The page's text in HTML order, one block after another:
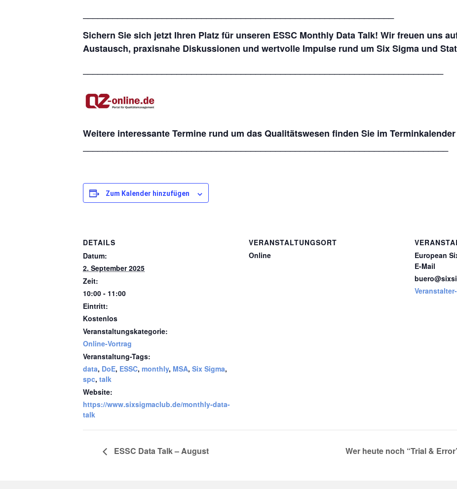
Sichern Sie sich jetzt Ihren Platz für unseren ESSC Monthly Data Talk! Wir freuen uns
Austausch, praxisnahe Diskussionen und wertvolle Impulse rund um Six Sigma und
Weitere interessante Termine rund um das Qualitätswesen finden Sie im
Zum Kalender hinzufügen
DETAILS
Datum:
2. September 2025
Zeit:
10:00 - 11:00
Eintritt:
Kostenlos
Veranstaltungskategorie:
Online-Vortrag
Veranstaltung-Tags:
data, DoE, ESSC, monthly, MSA, Six Sigma,
spc, talk
Website:
https://www.sixsigmaclub.de/monthly-data-
talk
VERANSTALTUNGSORT
Online
European
E-Mail
ESSC Data Talk – August Wer heute noch “Trial &